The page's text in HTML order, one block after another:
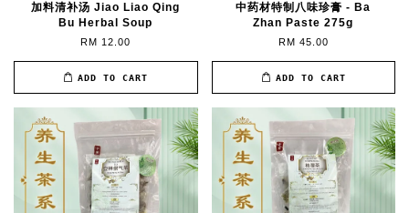
加料清补汤 Jiao Liao Qing
Bu Herbal Soup
RM 12.00
ADD TO CART
中药材特制八味珍膏 - Ba
Zhan Paste 275g
RM 45.00
ADD TO CART